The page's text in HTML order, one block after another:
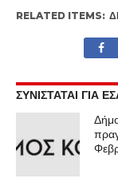
RELATED ITEMS:
ΣΥΝΙΣΤΑΤΑΙ ΓΙΑ